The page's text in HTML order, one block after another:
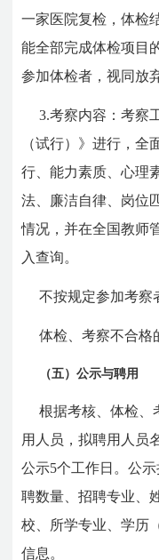
一家医院复检，体检
能全部完成体检项目
参加体检者，视同放
3.考察内容：考察
（试行）》进行，
行、能力素质、心理
法、廉洁自律、岗位
情况，并在全国教师
入查询。
不按规定参加考察
体检、考察不合格
（五）公示与聘用
根据考核、体检、
用人员，拟聘用人员
公示5个工作日。公
聘数量、招聘专业、
校、所学专业、学历
信息。